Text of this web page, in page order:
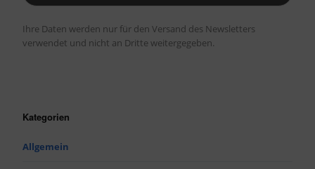
Ihre Daten werden nur für den Versand des Newsletters
verwendet und nicht an Dritte weitergegeben.
Kategorien
Allgemein